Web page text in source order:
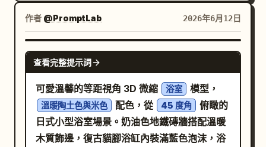
作者 @PromptLab 2026年6月12日
GPT IMAGE 2
查看完整提示詞
可愛溫馨的等距視角 3D 微縮 浴室 模型，
溫暖陶土色與米色 配色，從 45 度角
俯瞰的
日式小型浴室場景。奶油色地鐵磚牆搭配溫暖
木質飾邊，復古貓腳浴缸內裝滿藍色泡沫，浴